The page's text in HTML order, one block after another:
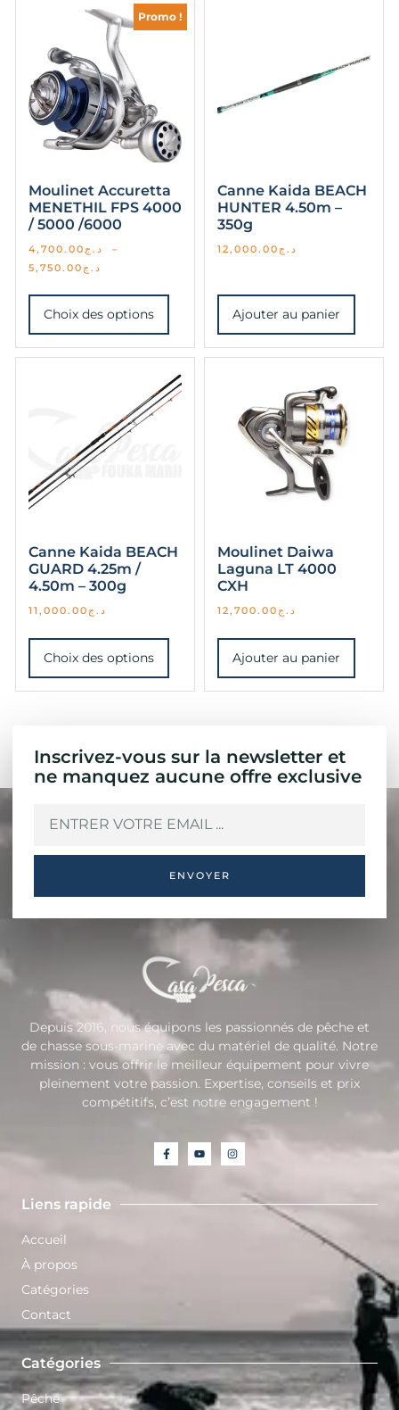
Promo !
Moulinet Accuretta
MENETHIL FPS 4000
/ 5000 /6000
د.ج 4,700.00
–
د.ج 5,750.00
Choix des options
Canne Kaida BEACH
HUNTER 4.50m –
350g
د.ج 12,000.00
Ajouter au panier
Canne Kaida BEACH
GUARD 4.25m /
4.50m – 300g
د.ج 11,000.00
Choix des options
Moulinet Daiwa
Laguna LT 4000
CXH
د.ج 12,700.00
Ajouter au panier
Inscrivez-vous sur la newsletter et
ne manquez aucune offre exclusive
ENVOYER
Depuis 2016, nous équipons les passionnés de pêche et
de chasse sous-marine avec du matériel de qualité. Notre
mission : vous offrir le meilleur équipement pour vivre
pleinement votre passion. Expertise, conseils et prix
compétitifs, c’est notre engagement !
Liens rapide
Accueil
À propos
Catégories
Contact
Catégories
Pêche